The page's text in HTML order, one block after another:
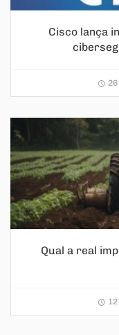
Cisco lança
Qual a real